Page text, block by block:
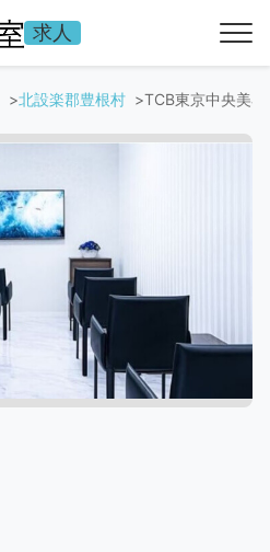
求人
北設楽郡豊根村 TCB東京中央美